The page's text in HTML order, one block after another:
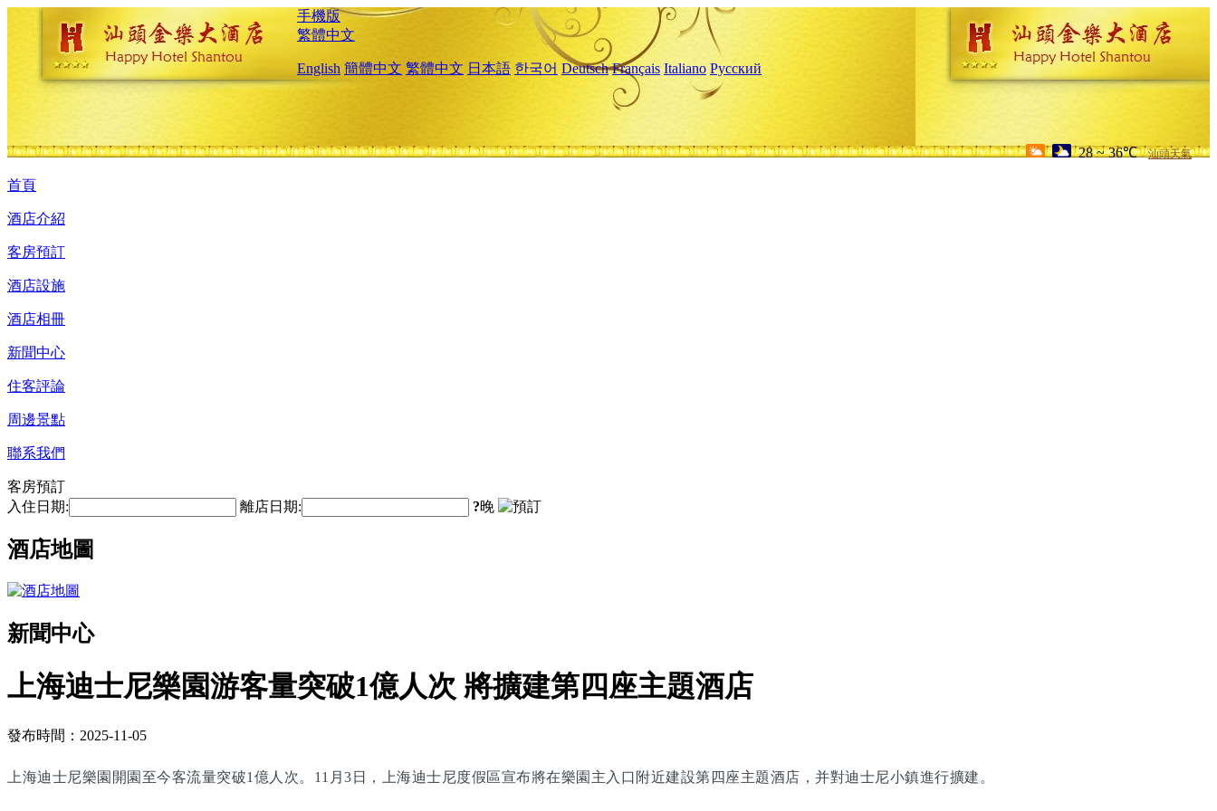
手機版
繁體中文
English 簡體中文 繁體中文 日本語 한국어 Deutsch Français Italiano Русский
28 ~ 36℃ 汕頭天氣
首頁
酒店介紹
客房預訂
酒店設施
酒店相冊
新聞中心
住客評論
周邊景點
聯系我們
客房預訂
入住日期:
離店日期: ?晚
酒店地圖
新聞中心
上海迪士尼樂園游客量突破1億人次 將擴建第四座主題酒店
發布時間：2025-11-05
上海迪士尼樂園開園至今客流量突破1億人次。11月3日，上海迪士尼度假區宣布將在樂園主入口附近建設第四座主題酒店，并對迪士尼小鎮進行擴建。